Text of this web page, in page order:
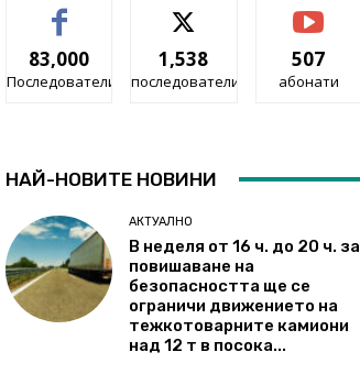
83,000
Последователи
1,538
последователи
507
абонати
НАЙ-НОВИТЕ НОВИНИ
АКТУАЛНО
В неделя от 16 ч. до 20 ч. за
повишаване на
безопасността ще се
ограничи движението на
тежкотоварните камиони
над 12 т в посока...